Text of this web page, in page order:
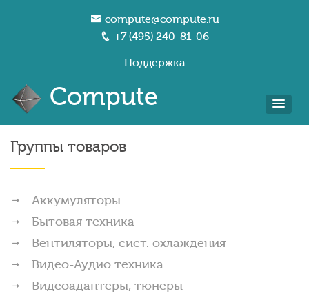
compute@compute.ru
+7 (495) 240-81-06
Поддержка
Compute
Группы товаров
Аккумуляторы
Бытовая техника
Вентиляторы, сист. охлаждения
Видео-Аудио техника
Видеоадаптеры, тюнеры